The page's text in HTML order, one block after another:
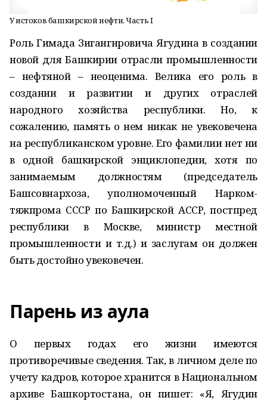
У истоков башкирской нефти. Часть I
Роль Гимада Зигангировича Ягудина в создании
новой для Башкирии отрасли промышленности
– нефтяной – неоценима. Велика его роль в
создании и развитии и других отраслей
народного хозяйства республики. Но, к
сожалению, память о нем никак не увековечена
на респуб­ликанском уровне. Его фамилии нет ни
в одной башкирской энциклопедии, хотя по
занимаемым должностям (председатель
Башсовнархоза, уполномоченный Нарком-
тяжпрома СССР по Башкирской АССР, постпред
республики в Москве, министр местной
промышленности и т.д.) и заслугам он должен
быть достойно увековечен.
Парень из аула
О первых годах его жизни имеются
противоречивые сведения. Так, в личном деле по
учету кадров, которое хранится в Национальном
архиве Башкортостана, он пишет: «Я, Ягудин